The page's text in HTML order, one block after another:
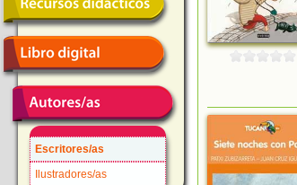
Escritores/as
Ilustradores/as